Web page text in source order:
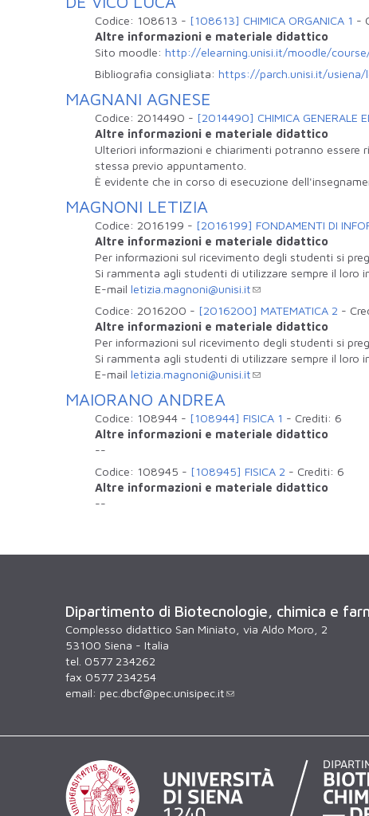
Codice: 108613 - [108613] CHIMICA ORGANICA 1 -
Altre informazioni e materiale didattico
Sito moodle: http://elearning.unisi.it/moodle/
Bibliografia consigliata: https://parch.unisi.it/usiena/
MAGNANI AGNESE
Codice: 2014490 - [2014490] CHIMICA GENERALE
Altre informazioni e materiale didattico
Ulteriori informazioni e chiarimenti potranno essere
stessa previo appuntamento.
È evidente che in corso di esecuzione
MAGNONI LETIZIA
Codice: 2016199 - [2016199] FONDAMENTI DI
Altre informazioni e materiale didattico
Per informazioni sul ricevimento degli studenti si
Si rammenta agli studenti di utilizzare sempre il loro
E-mail letizia.magnoni@unisi.it
Codice: 2016200 - [2016200] MATEMATICA 2 -
Altre informazioni e materiale didattico
Per informazioni sul ricevimento degli studenti si
Si rammenta agli studenti di utilizzare sempre il loro
E-mail letizia.magnoni@unisi.it
MAIORANO ANDREA
Codice: 108944 - [108944] FISICA 1 - Crediti: 6
Altre informazioni e materiale didattico
--
Codice: 108945 - [108945] FISICA 2 - Crediti: 6
Altre informazioni e materiale didattico
--
Dipartimento di Biotecnologie, chimica e
Complesso didattico San Miniato, via Aldo Moro, 2
53100 Siena - Italia
tel. 0577 234262
fax 0577 234254
email: pec.dbcf@pec.unisipec.it